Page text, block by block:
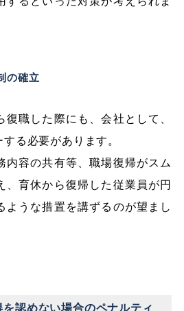
の確立
職した際にも、会社として、
る必要があります。
内容の共有等、職場復帰がスム
、育休から復帰した従業員が円
ような措置を講ずるのが望まし
認めない場合のペナルティ